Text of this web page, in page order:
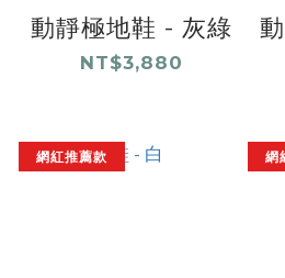
動靜極地鞋 - 灰綠
NT$3,880
網紅推薦款 網